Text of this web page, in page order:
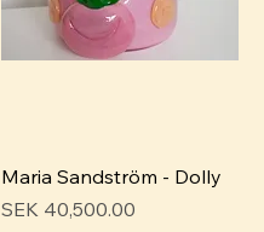
Maria Sandström - Dolly
Pris
SEK 40,500.00